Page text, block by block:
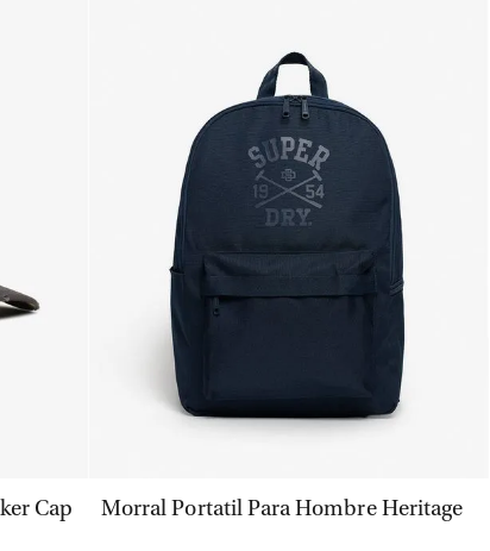
Cap
VISTA RÁPIDA
Morral Portatil Para Hombre Heritage